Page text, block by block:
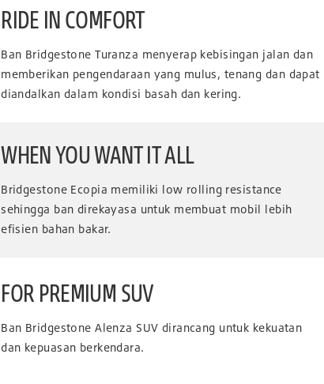
RIDE IN COMFORT
Ban Bridgestone Turanza menyerap kebisingan jalan dan
memberikan pengendaraan yang mulus, tenang dan dapat
diandalkan dalam kondisi basah dan kering.
WHEN YOU WANT IT ALL
Bridgestone Ecopia memiliki low rolling resistance
sehingga ban direkayasa untuk membuat mobil lebih
efisien bahan bakar.
FOR PREMIUM SUV
Ban Bridgestone Alenza SUV dirancang untuk kekuatan
dan kepuasan berkendara.